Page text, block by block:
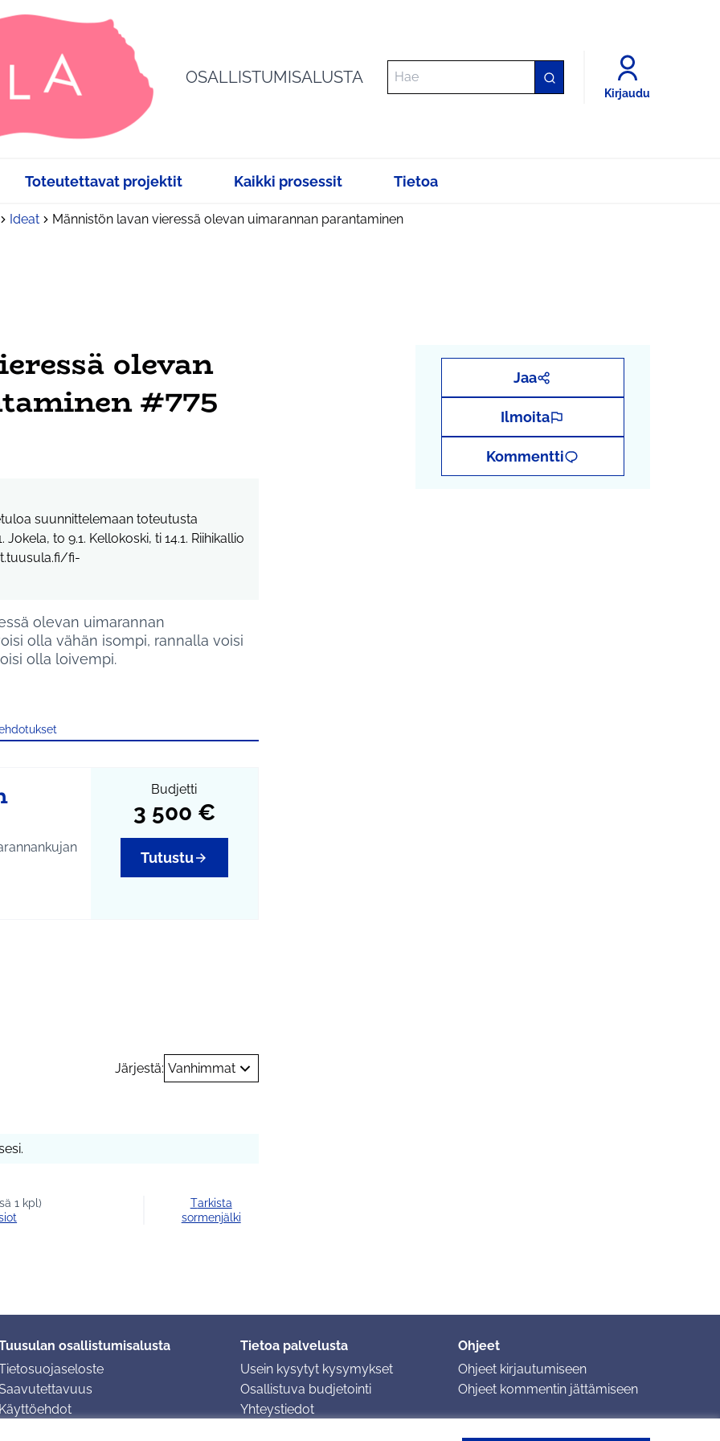
OSALLISTUMISALUSTA
Kirjaudu
Toteutettavat projektit Kaikki prosessit Tietoa
Ideat Männistön lavan vieressä olevan uimarannan parantaminen
olevan
#775
suunnittelemaan toteutusta
to 9.1. Kellokoski, ti 14.1. Riihikallio
fi-
olevan uimarannan
olla vähän isompi, rannalla voisi
olla loivempi.
Budjetti
3 500 €
Tutustu
Jaa
Ilmoita
Kommentti
Järjestä: Vanhimmat
1 kpl)
Tarkista
sormenjälki
osallistumisalusta
Käyttöehdot
Tietoa palvelusta
Usein kysytyt kysymykset
Osallistuva budjetointi
Yhteystiedot
Ohjeet
Ohjeet kirjautumiseen
Ohjeet kommentin jättämiseen